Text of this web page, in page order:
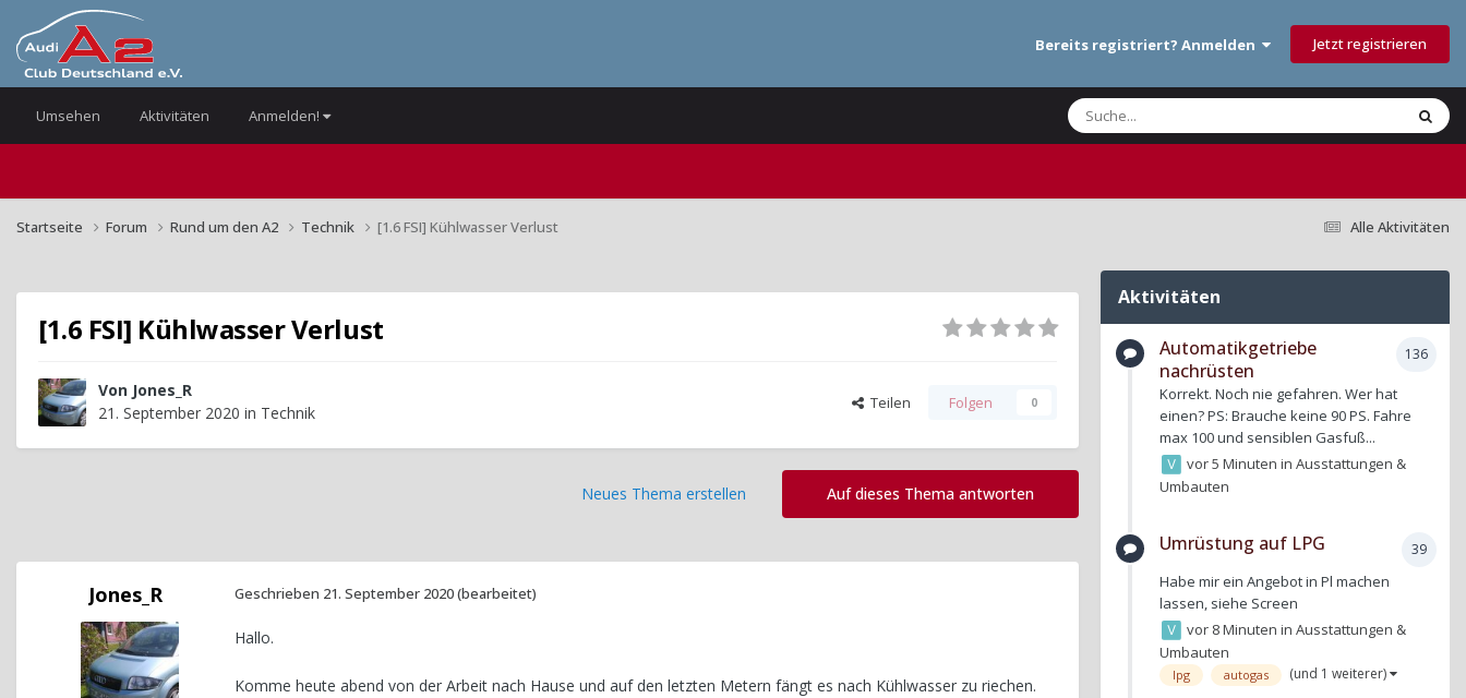
Bereits registriert? Anmelden Jetzt registrieren
Umsehen Aktivitäten Anmelden!
Alle Aktivitäten
Startseite Forum Rund um den A2 Technik [1.6 FSI] Kühlwasser Verlust
[1.6 FSI] Kühlwasser Verlust
Von Jones_R
21. September 2020 in Technik Teilen Folgen 0
Auf dieses Thema antworten
Neues Thema erstellen
Jones_R Geschrieben 21. September 2020(bearbeitet)
Hallo.
Komme heute abend von der Arbeit nach Hause und auf den letzten Metern fängt es nach Kühlwasser zu riechen.
Aktivitäten
136
Automatikgetriebe
nachrüsten
Korrekt. Noch nie gefahren. Wer hat
einen? PS: Brauche keine 90 PS. Fahre
max 100 und sensiblen Gasfuß...
vor 5 MinuteninAusstattungen &
Umbauten
39
Umrüstung auf LPG
Habe mir ein Angebot in Pl machen
lassen, siehe Screen
vor 8 MinuteninAusstattungen &
Umbauten
lpg autogas (und 1 weiterer)